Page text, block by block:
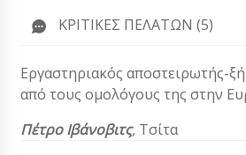
ΚΡΙΤΙΚΈΣ ΠΕΛΑΤΏΝ (5)
Εργαστηριακός αποστειρωτής-
από τους ομολόγους της στην
Πέτρο Ιβάνοβιτς, Τσίτα